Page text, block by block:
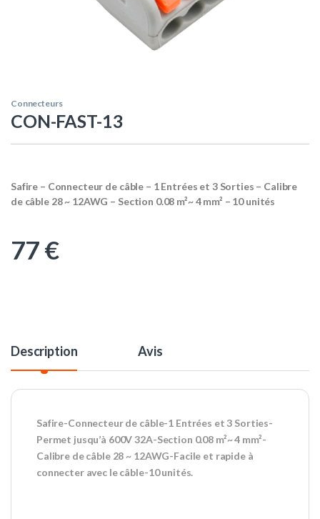
Connecteurs
CON-FAST-13
Safire – Connecteur de câble – 1 Entrées et 3 Sorties – Calibre
de câble 28 ~ 12AWG – Section 0.08 m²~ 4 mm² – 10 unités
77€
Description Avis
Safire-Connecteur de câble-1 Entrées et 3 Sorties-
Permet jusqu’à 600V 32A-Section 0.08 m²~ 4 mm²-
Calibre de câble 28 ~ 12AWG-Facile et rapide à
connecter avec le câble-10 unités.